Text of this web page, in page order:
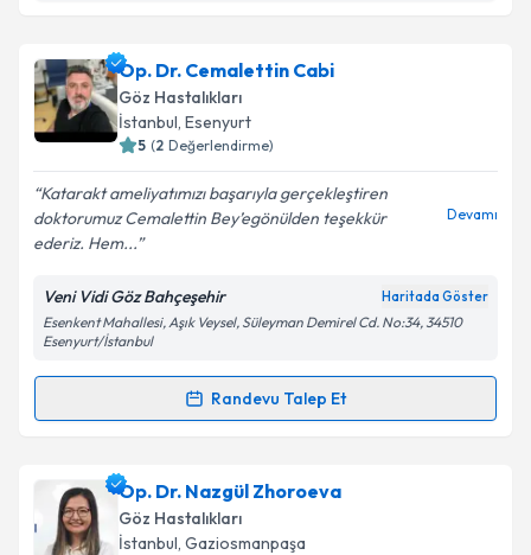
için bir takvim hazırlandığında e-posta ile
bilgilendireceğiz.
E-posta Adresiniz
kapsamda işlenmesini kabul ediyorum.
Takvim Talebini Gönder
Op. Dr. Cemalettin Cabi
Göz Hastalıkları
İstanbul, Esenyurt
5 (2 Değerlendirme)
Katarakt ameliyatımızı başarıyla gerçekleştiren
doktorumuz Cemalettin Bey’egönülden teşekkür
ederiz. Hem...
Devamı
Veni Vidi Göz Bahçeşehir Haritada Göster
Esenkent Mahallesi, Aşık Veysel, Süleyman Demirel Cd. No:34, 34510
Esenyurt/İstanbul
Randevu Talep Et
Randevu Takvimi Talebi
Op. Dr. Cemalettin Cabiiçin randevu takvimi talebi
oluşturun. Size bu uzmandan randevu almanız için bir
takvim hazırlandığında e-posta ile bilgilendireceğiz.
Op. Dr. Nazgül Zhoroeva
Göz Hastalıkları
İstanbul, Gaziosmanpaşa